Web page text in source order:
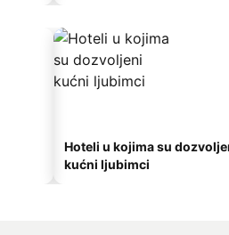
Hoteli u kojima su
kućni ljubimci